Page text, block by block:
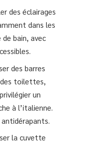
des éclairages
dans les
bain, avec
des barres
toilettes,
un
à l’italienne.
la cuvette